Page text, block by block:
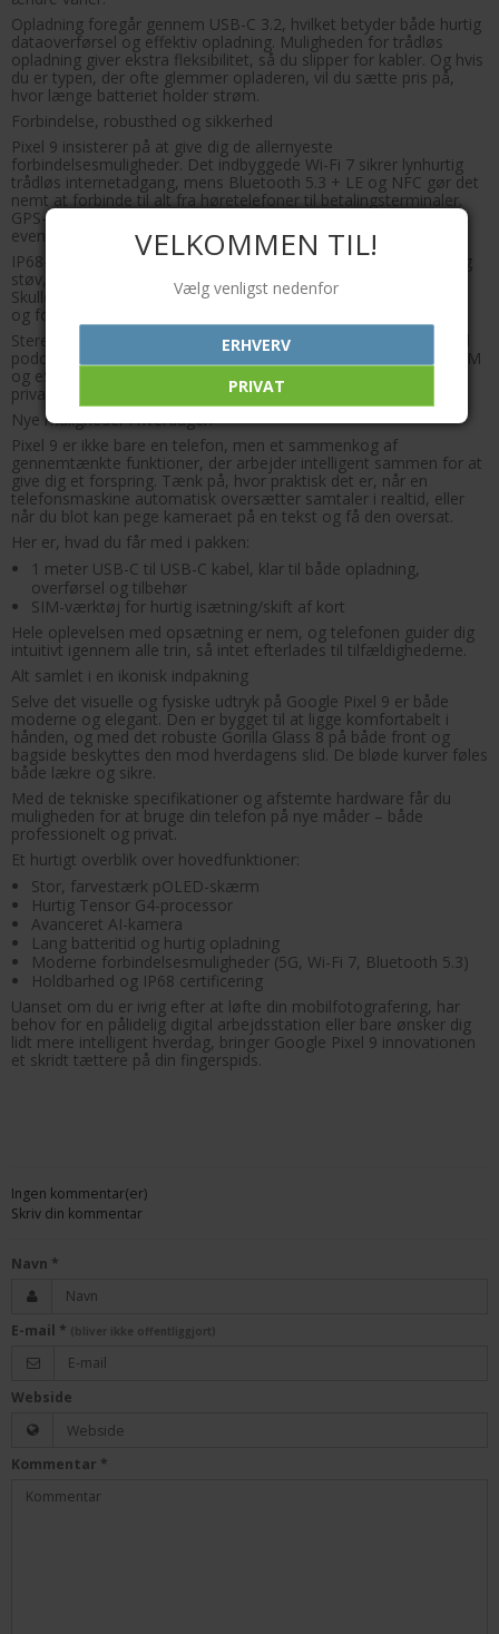
Opladning foregår gennem USB-C 3.2, hvilket betyder både hurtig
dataoverførsel og effektiv opladning. Muligheden for trådløs
opladning giver ekstra fleksibilitet, så du slipper for kabler. Og hvis
du er typen, der ofte glemmer opladeren, vil du sætte pris på,
hvor længe batteriet holder strøm.
Forbindelse, robusthed og sikkerhed
Pixel 9 insisterer på at give dig de allernyeste
forbindelsesmuligheder. Det indbyggede Wi-Fi 7 sikrer lynhurtig
trådløs internetadgang, mens Bluetooth 5.3 + LE og NFC gør det
nemt at forbinde til alt fra høretelefoner til betalingsterminaler.
GPS-positioneringssystemet er præcist, hvad enten du er på
eventyr i byen eller ude i naturen.
IP68-certificeringen giver effektiv beskyttelse mod både vand og
støv, hvilket er oplagt, hvis dit liv ikke altid leves på kontoret.
Skulle du tabe din telefon i en regnpyt, kan du bare tørre den af
og fortsætte.
Stereo-højttalere giver en klar, immersiv lyd, uanset om du er til
podcasts, musik eller hands-free opkald. Og med både Nano-SIM
og eSIM-understøttelse er det let at balancere arbejdsliv og
privatliv uden dobbelt-telefoner.
Nye muligheder i hverdagen
Pixel 9 er ikke bare en telefon, men et sammenkog af
gennemtænkte funktioner, der arbejder intelligent sammen for at
give dig et forspring. Tænk på, hvor praktisk det er, når en
telefonsmaskine automatisk oversætter samtaler i realtid, eller
når du blot kan pege kameraet på en tekst og få den oversat.
Her er, hvad du får med i pakken:
1 meter USB-C til USB-C kabel, klar til både opladning,
overførsel og tilbehør
SIM-værktøj for hurtig isætning/skift af kort
Hele oplevelsen med opsætning er nem, og telefonen guider dig
intuitivt igennem alle trin, så intet efterlades til tilfældighederne.
Alt samlet i en ikonisk indpakning
Selve det visuelle og fysiske udtryk på Google Pixel 9 er både
moderne og elegant. Den er bygget til at ligge komfortabelt i
hånden, og med det robuste Gorilla Glass 8 på både front og
bagside beskyttes den mod hverdagens slid. De bløde kurver føles
både lækre og sikre.
Med de tekniske specifikationer og afstemte hardware får du
muligheden for at bruge din telefon på nye måder – både
professionelt og privat.
Et hurtigt overblik over hovedfunktioner:
Stor, farvestærk pOLED-skærm
Hurtig Tensor G4-processor
Avanceret AI-kamera
Lang batteritid og hurtig opladning
Moderne forbindelsesmuligheder (5G, Wi-Fi 7, Bluetooth 5.3)
Holdbarhed og IP68 certificering
Uanset om du er ivrig efter at løfte din mobilfotografering, har
behov for en pålidelig digital arbejdsstation eller bare ønsker dig
lidt mere intelligent hverdag, bringer Google Pixel 9 innovationen
et skridt tættere på din fingerspids.
Ingen kommentar(er)
Skriv din kommentar
Navn *
E-mail * (bliver ikke offentliggjort)
Webside
Kommentar *
VELKOMMEN TIL!
Vælg venligst nedenfor
ERHVERV
PRIVAT